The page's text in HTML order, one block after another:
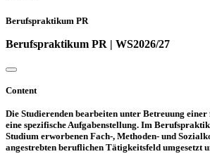
Berufspraktikum PR
Berufspraktikum PR | WS2026/27
Content
Die Studierenden bearbeiten unter Betreuung
eine spezifische Aufgabenstellung. Im
Studium erworbenen Fach-, Methoden- und
angestrebten beruflichen Tätigkeitsfeld umgesetzt